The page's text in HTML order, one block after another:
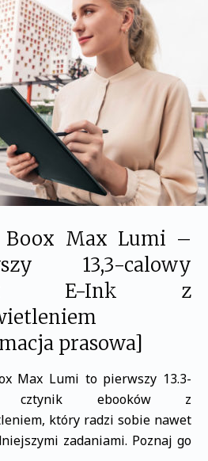
o
o
k
Boox Max Lumi –
13,3-calowy
E-Ink z
prasowa]
Max Lumi to pierwszy 13.3-
cztynik ebooków z
który radzi sobie nawet
zadaniami. Poznaj go